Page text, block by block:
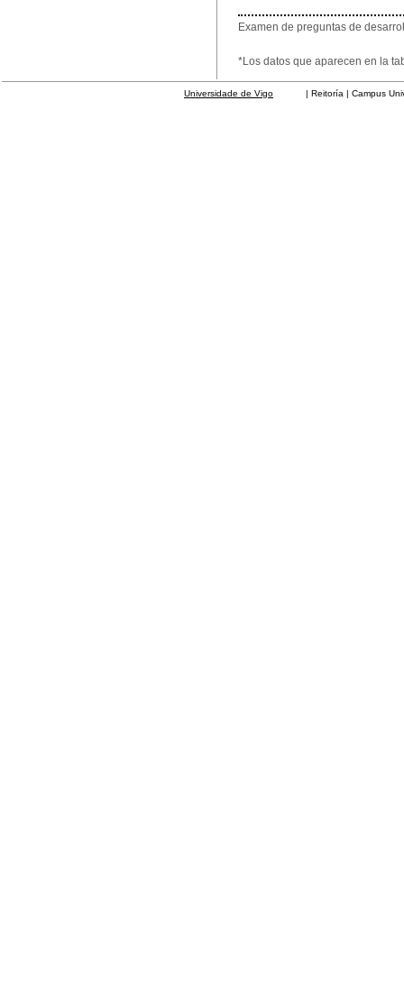
Examen de preguntas de
*Los datos que aparecen en la
Universidade de Vigo | Reitoría | Campus